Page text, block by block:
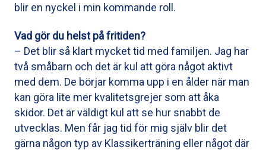
blir en nyckel i min kommande roll.
Vad gör du helst på fritiden?
– Det blir så klart mycket tid med familjen. Jag har
två småbarn och det är kul att göra något aktivt
med dem. De börjar komma upp i en ålder när man
kan göra lite mer kvalitetsgrejer som att åka
skidor. Det är väldigt kul att se hur snabbt de
utvecklas. Men får jag tid för mig själv blir det
gärna någon typ av Klassikerträning eller något där